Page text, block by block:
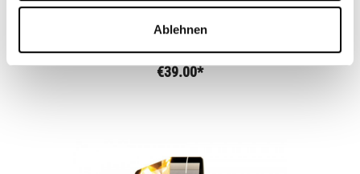
Ablehnen
MOTOGADGET - TRIUMPH M.VIEW BAR
ADAPTER
€39.00*